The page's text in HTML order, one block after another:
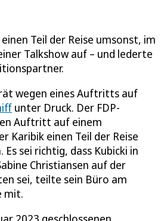
Teil der Reise umsonst, im
Talkshow auf – und lederte
wegen eines Auftritts auf
unter Druck. Der FDP-
Auftritt auf einem
Karibik einen Teil der Reise
sei richtig, dass Kubicki in
Christiansen auf der
sei, teilte sein Büro am
mit.